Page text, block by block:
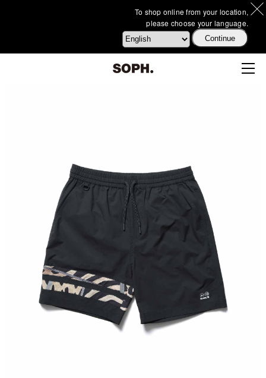
To shop online from your location,
please choose your language.
Continue